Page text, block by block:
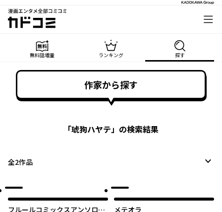
漫画エンタメ全部コミコミ
カドコミ
無料話増量 ランキング 探す
作家から探す
「琥狗ハヤテ」の検索結果
全2作品
フルールコミックスアンソロジ
メテオラ